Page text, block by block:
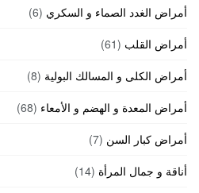
أمراض الغدد الصماء و السكري (6)
أمراض القلب (61)
أمراض الكلى و المسالك البولية (8)
أمراض المعدة و الهضم و الأمعاء (68)
أمراض كبار السن (7)
أناقة و جمال المرأة (14)